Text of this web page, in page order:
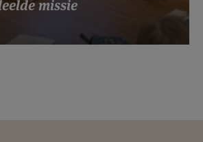
missie